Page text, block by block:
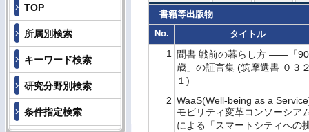
TOP
所属別検索
キーワード検索
研究分野別検索
条件指定検索
書籍等出版物
No.
タイトル
1
聞書 戦前の暮らし方 ――「90
歳」の証言集 (筑摩選書 ０３
１)
2 WaaS(Well-being as a
モビリティ変革コンソーシア
による「スマートシティへの